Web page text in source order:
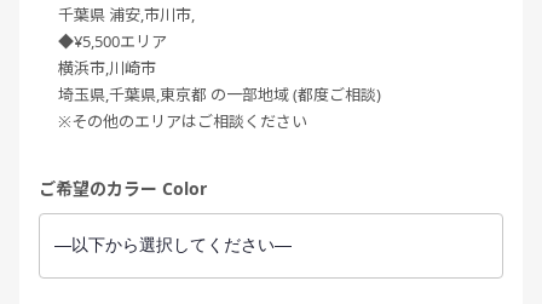
千葉県 浦安,市川市,
◆¥5,500エリア
横浜市,川崎市
埼玉県,千葉県,東京都 の一部地域 (都度ご相談)
※その他のエリアはご相談ください
ご希望のカラー Color